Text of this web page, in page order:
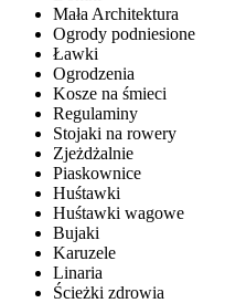
Mała Architektura
Ogrody podniesione
Ławki
Ogrodzenia
Kosze na śmieci
Regulaminy
Stojaki na rowery
Zjeżdżalnie
Piaskownice
Huśtawki
Huśtawki wagowe
Bujaki
Karuzele
Linaria
Ścieżki zdrowia